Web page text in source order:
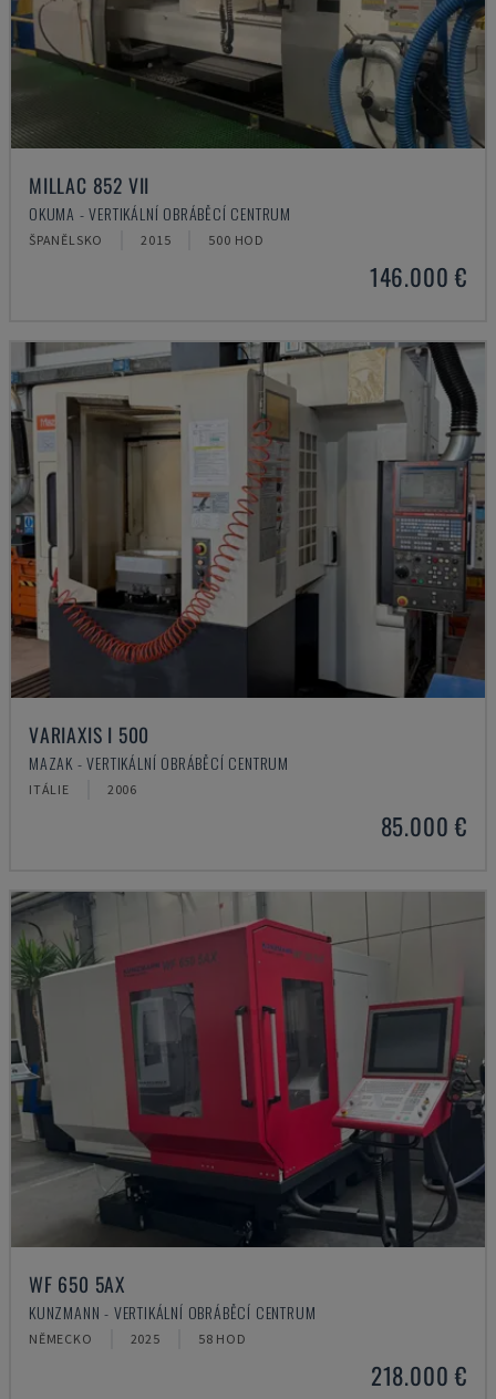
MILLAC 852 VII
OKUMA - VERTIKÁLNÍ OBRÁBĚCÍ CENTRUM
ŠPANĚLSKO 2015 500 HOD
146.000 €
VARIAXIS I 500
MAZAK - VERTIKÁLNÍ OBRÁBĚCÍ CENTRUM
ITÁLIE 2006
85.000 €
WF 650 5AX
KUNZMANN - VERTIKÁLNÍ OBRÁBĚCÍ CENTRUM
NĚMECKO 2025 58 HOD
218.000 €